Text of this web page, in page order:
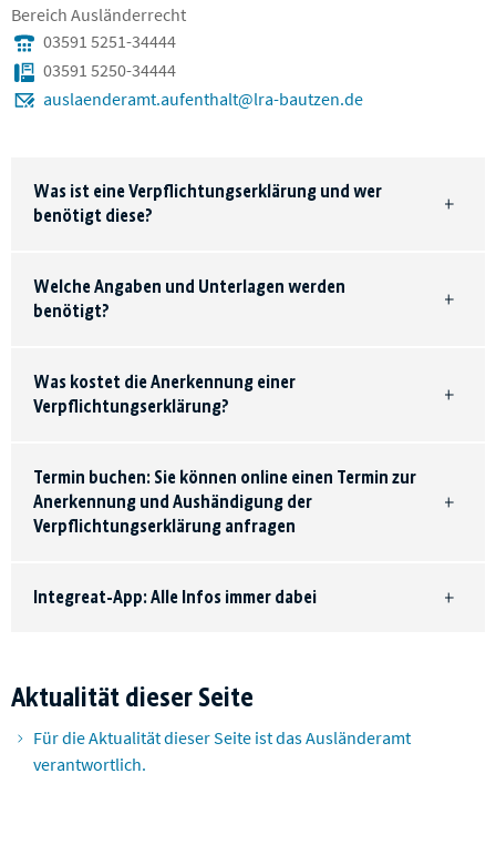
Bereich Ausländerrecht
03591 5251-34444
03591 5250-34444
auslaenderamt.aufenthalt@lra-bautzen.de
Was ist eine Verpflichtungserklärung und wer
benötigt diese?
Welche Angaben und Unterlagen werden
benötigt?
Was kostet die Anerkennung einer
Verpflichtungserklärung?
Termin buchen: Sie können online einen Termin zur
Anerkennung und Aushändigung der
Verpflichtungserklärung anfragen
Integreat-App: Alle Infos immer dabei
Aktualität dieser Seite
Für die Aktualität dieser Seite ist das Ausländeramt
verantwortlich.